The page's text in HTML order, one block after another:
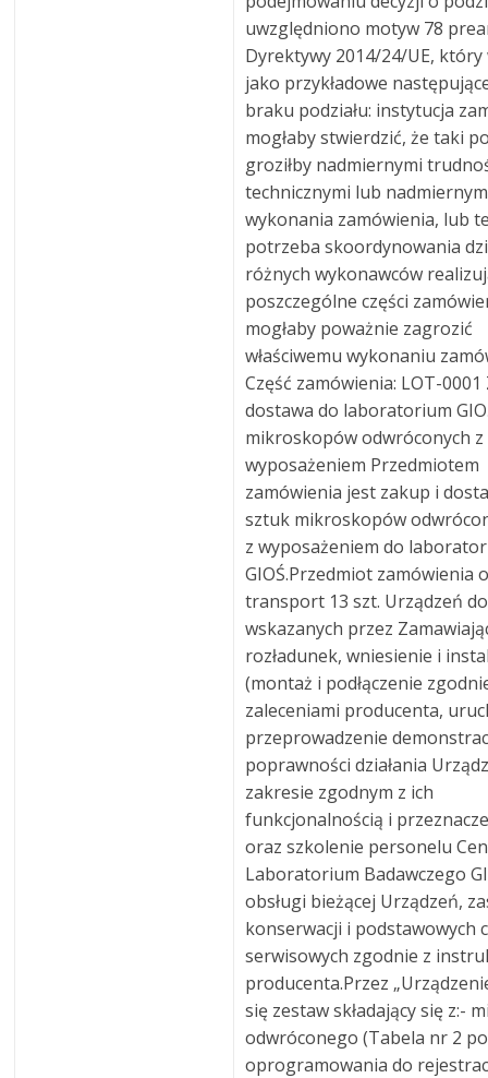
uwzględniono motyw 78
Dyrektywy 2014/24/UE, który
jako przykładowe
braku podziału: instytucja
mogłaby stwierdzić, że taki
groziłby nadmiernymi
technicznymi lub
wykonania zamówienia, lub
potrzeba skoordynowania
różnych wykonawców
poszczególne części
mogłaby poważnie zagrozić
właściwemu wykonaniu
Część zamówienia: LOT-
dostawa do laboratorium
mikroskopów odwróconych z
wyposażeniem Przedmiotem
zamówienia jest zakup i
sztuk mikroskopów
z wyposażeniem do
GIOŚ.Przedmiot zamówienia
transport 13 szt. Urządzeń
wskazanych przez
rozładunek, wniesienie i
(montaż i podłączenie
zaleceniami producenta,
przeprowadzenie
poprawności działania
zakresie zgodnym z ich
funkcjonalnością i
oraz szkolenie personelu
Laboratorium Badawczego
obsługi bieżącej Urządzeń,
konserwacji i podstawowych
serwisowych zgodnie z
producenta.Przez
się zestaw składający się z:-
odwróconego (Tabela nr 2
oprogramowania do